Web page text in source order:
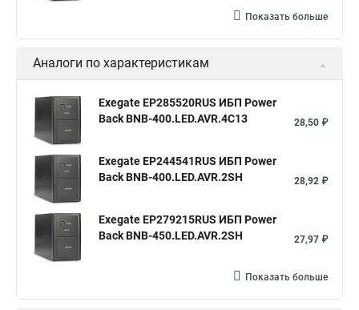
Показать больше
Аналоги по характеристикам
Exegate EP285520RUS ИБП Power
Back BNB-400.LED.AVR.4C13
28,50 ₽
Exegate EP244541RUS ИБП Power
Back BNB-400.LED.AVR.2SH
28,92 ₽
Exegate EP279215RUS ИБП Power
Back BNB-450.LED.AVR.2SH
27,97 ₽
Показать больше